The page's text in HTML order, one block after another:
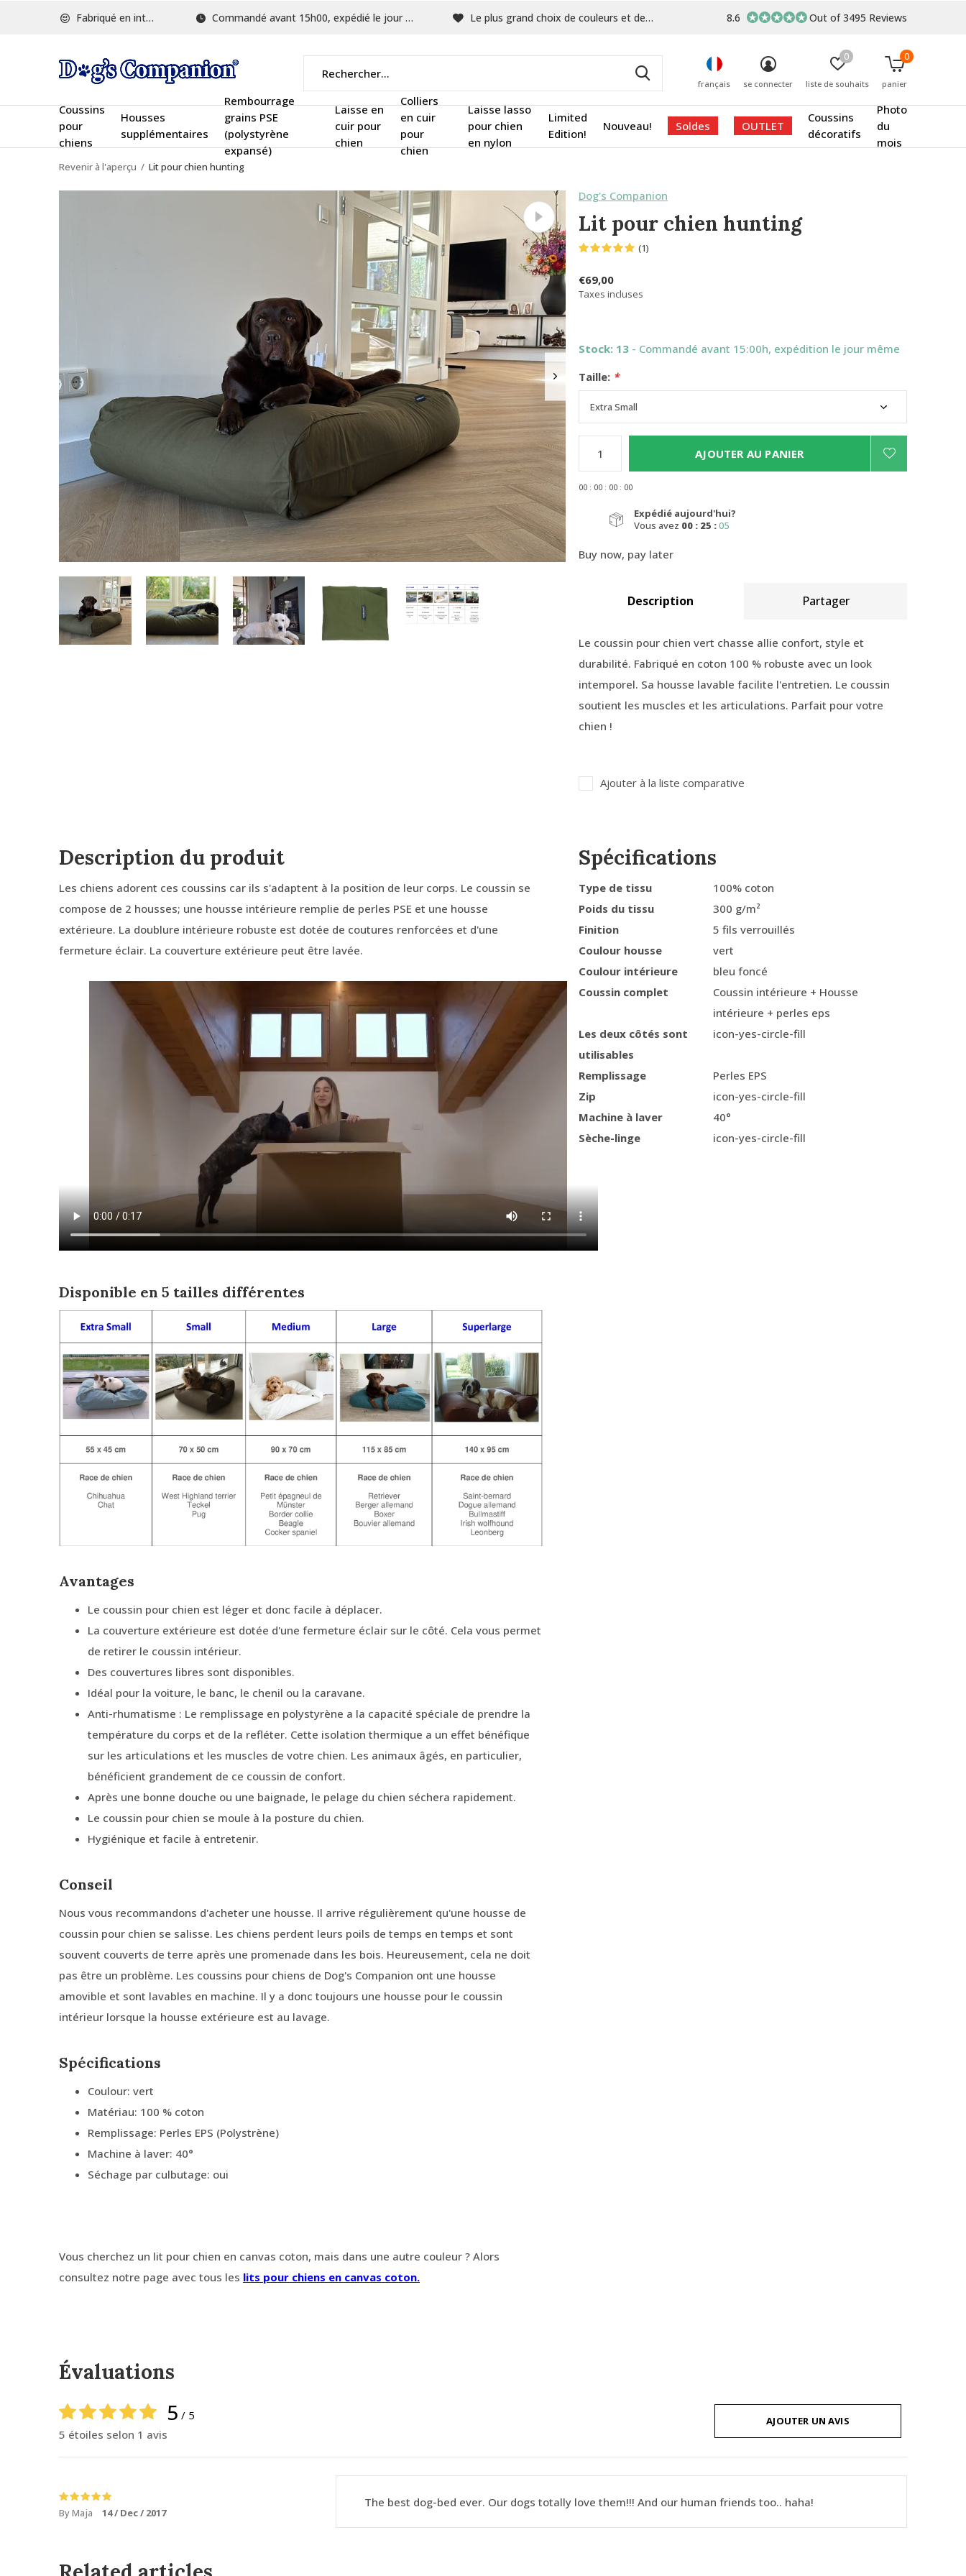
Coussins
pour
chiens
Housses
supplémentaires
Rembourrage
grains PSE
(polystyrène
expansé)
Laisse en
cuir pour
chien
Colliers
en cuir
pour
chien
Laisse lasso
pour chien
en nylon
Limited
Edition!
Nouveau! Soldes OUTLET
Coussins
décoratifs
Photo
du
mois
français se connecter liste de souhaits
0
panier
0
Fabriqué en interne Commandé avant 15h00, expédié le jour même Le plus grand choix de couleurs et de tissus 8.6 Out of 3495 Reviews
Revenir à l'aperçu Lit pour chien hunting
Dog's Companion
Lit pour chien hunting
(1)
€69,00
Taxes incluses
Stock: 13 - Commandé avant 15:00h, expédition le jour même
Taille: *
AJOUTER AU PANIER
00 : 00 : 00 : 00
Expédié aujourd'hui?
Vous avez 00 : 25 :04
Buy now, pay later
Description Partager
Le coussin pour chien vert chasse allie confort, style et
durabilité. Fabriqué en coton 100 % robuste avec un look
intemporel. Sa housse lavable facilite l'entretien. Le coussin
soutient les muscles et les articulations. Parfait pour votre
chien !
Ajouter à la liste comparative
Description du produit
Les chiens adorent ces coussins car ils s'adaptent à la position de leur corps. Le coussin se
compose de 2 housses; une housse intérieure remplie de perles PSE et une housse
extérieure. La doublure intérieure robuste est dotée de coutures renforcées et d'une
fermeture éclair. La couverture extérieure peut être lavée.
Disponible en 5 tailles différentes
Avantages
Le coussin pour chien est léger et donc facile à déplacer.
La couverture extérieure est dotée d'une fermeture éclair sur le côté. Cela vous permet
de retirer le coussin intérieur.
Des couvertures libres sont disponibles.
Idéal pour la voiture, le banc, le chenil ou la caravane.
Anti-rhumatisme : Le remplissage en polystyrène a la capacité spéciale de prendre la
température du corps et de la refléter. Cette isolation thermique a un effet bénéfique
sur les articulations et les muscles de votre chien. Les animaux âgés, en particulier,
bénéficient grandement de ce coussin de confort.
Après une bonne douche ou une baignade, le pelage du chien séchera rapidement.
Le coussin pour chien se moule à la posture du chien.
Hygiénique et facile à entretenir.
Conseil
Nous vous recommandons d'acheter une housse. Il arrive régulièrement qu'une housse de
coussin pour chien se salisse. Les chiens perdent leurs poils de temps en temps et sont
souvent couverts de terre après une promenade dans les bois. Heureusement, cela ne doit
pas être un problème. Les coussins pour chiens de Dog's Companion ont une housse
amovible et sont lavables en machine. Il y a donc toujours une housse pour le coussin
intérieur lorsque la housse extérieure est au lavage.
Spécifications
Coulour: vert
Matériau: 100 % coton
Remplissage: Perles EPS (Polystrène)
Machine à laver: 40°
Séchage par culbutage: oui
Vous cherchez un lit pour chien en canvas coton, mais dans une autre couleur ? Alors
consultez notre page avec tous les lits pour chiens en canvas coton.
Spécifications
Type de tissu
100% coton
Poids du tissu
300 g/m²
Finition
5 fils verrouillés
Coulour housse
vert
Coulour intérieure
bleu foncé
Coussin complet
Coussin intérieure + Housse
intérieure + perles eps
Les deux côtés sont
utilisables
icon-yes-circle-fill
Remplissage
Perles EPS
Zip
icon-yes-circle-fill
Machine à laver
40°
Sèche-linge
icon-yes-circle-fill
Évaluations
5 / 5
5 étoiles selon 1 avis
AJOUTER UN AVIS
By Maja 14 / Dec / 2017
The best dog-bed ever. Our dogs totally love them!!! And our human friends too.. haha!